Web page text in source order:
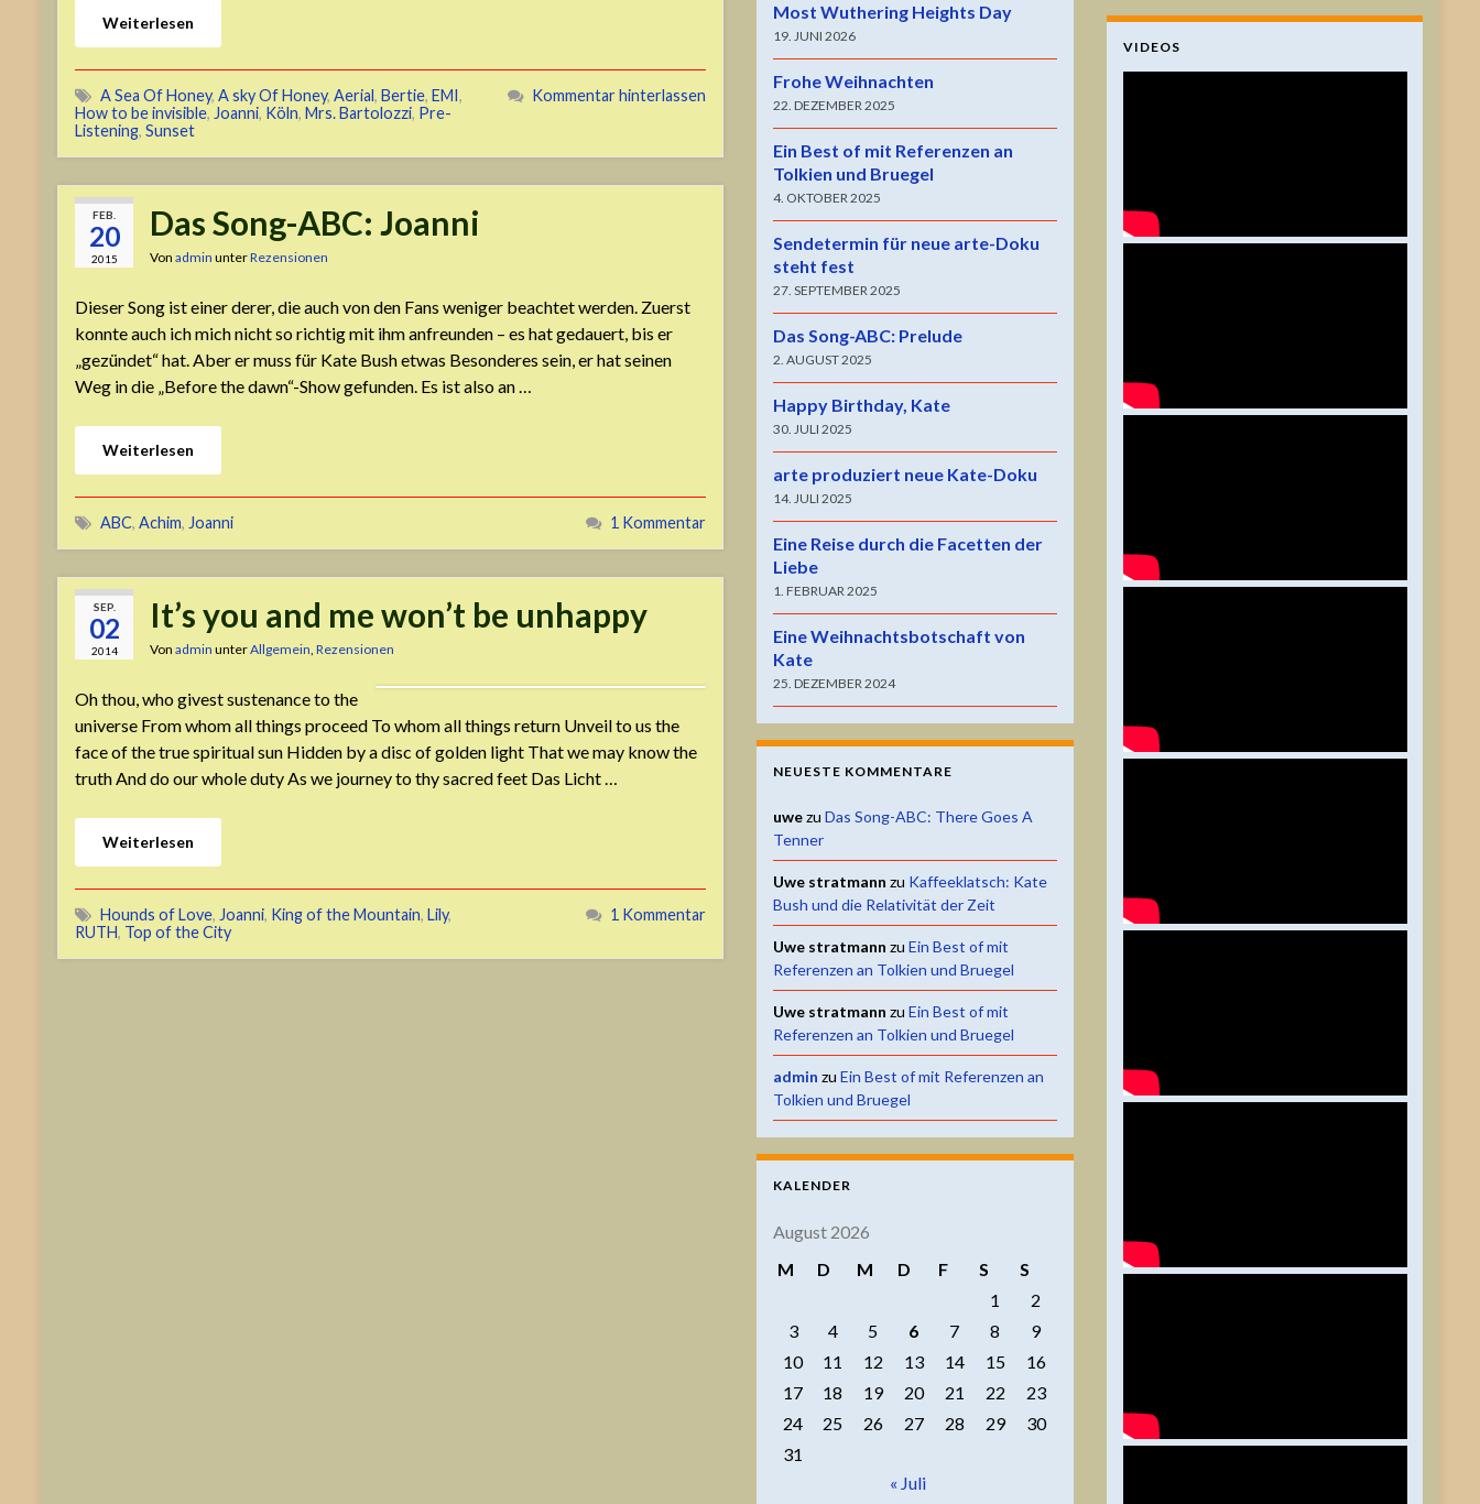
Weiterlesen
A Sea Of Honey, A sky Of Honey, Aerial, Bertie, EMI,
How to be invisible, Joanni, Köln, Mrs. Bartolozzi, Pre-
Listening, Sunset
Kommentar hinterlassen
FEB.
20
2015
Das Song-ABC: Joanni
Von admin unterRezensionen
Dieser Song ist einer derer, die auch von den Fans weniger beachtet werden. Zuerst
konnte auch ich mich nicht so richtig mit ihm anfreunden – es hat gedauert, bis er
„gezündet“ hat. Aber er muss für Kate Bush etwas Besonderes sein, er hat seinen
Weg in die „Before the dawn“-Show gefunden. Es ist also an …
Weiterlesen
ABC, Achim, Joanni 1 Kommentar
SEP.
02
2014
It’s you and me won’t be unhappy
Von admin unterAllgemein, Rezensionen
Oh thou, who givest sustenance to the
universe From whom all things proceed To whom all things return Unveil to us the
face of the true spiritual sun Hidden by a disc of golden light That we may know the
truth And do our whole duty As we journey to thy sacred feet Das Licht …
Weiterlesen
Hounds of Love, Joanni, King of the Mountain, Lily,
RUTH, Top of the City
1 Kommentar
Most Wuthering Heights Day
19. JUNI 2026
Frohe Weihnachten
22. DEZEMBER 2025
Ein Best of mit Referenzen an
Tolkien und Bruegel
4. OKTOBER 2025
Sendetermin für neue arte-Doku
steht fest
27. SEPTEMBER 2025
Das Song-ABC: Prelude
2. AUGUST 2025
Happy Birthday, Kate
30. JULI 2025
arte produziert neue Kate-Doku
14. JULI 2025
Eine Reise durch die Facetten der
Liebe
1. FEBRUAR 2025
Eine Weihnachtsbotschaft von
Kate
25. DEZEMBER 2024
NEUESTE KOMMENTARE
uwezu Das Song-ABC: There Goes A
Tenner
Uwe stratmann zu Kaffeeklatsch: Kate
Bush und die Relativität der Zeit
Uwe stratmann zu Ein Best of mit
Referenzen an Tolkien und Bruegel
Uwe stratmann zu Ein Best of mit
Referenzen an Tolkien und Bruegel
admin zu Ein Best of mit Referenzen an
Tolkien und Bruegel
KALENDER
August 2026
M
D M D F S
S
1
2
3
4 5 6 7 8
9
10
11 12 13 14 15
16
17
18 19 20 21 22
23
24
25 26 27 28 29
30
31
« Juli
VIDEOS